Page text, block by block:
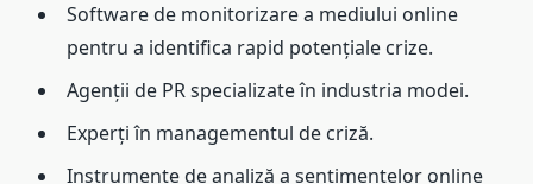
Software de monitorizare a mediului online
pentru a identifica rapid potențiale crize.
Agenții de PR specializate în industria modei.
Experți în managementul de criză.
Instrumente de analiză a sentimentelor online